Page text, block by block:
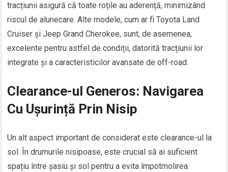
tracțiunii asigură că toate roțile au aderență, minimizând
riscul de alunecare. Alte modele, cum ar fi Toyota Land
Cruiser și Jeep Grand Cherokee, sunt, de asemenea,
excelente pentru astfel de condiții, datorită tracțiunii lor
integrate și a caracteristicilor avansate de off-road.
Clearance-ul Generos: Navigarea
Cu Ușurință Prin Nisip
Un alt aspect important de considerat este clearance-ul la
sol. În drumurile nisipoase, este crucial să ai suficient
spațiu între șasiu și sol pentru a evita împotmolirea.